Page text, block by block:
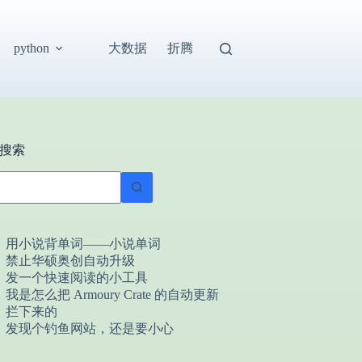
python 大数据 折腾
索
用小说背单词——小说单词
禁止华硕奥创自动升级
发一个快速阅读的小工具
我是怎么把 Armoury Crate 的自动更新
拦下来的
发现个钓鱼网站，还是要小心